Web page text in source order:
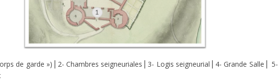
de garde »)⎪2- Chambres seigneuriales⎪3- Logis seigneurial⎪4- Grande Salle⎪ 5-